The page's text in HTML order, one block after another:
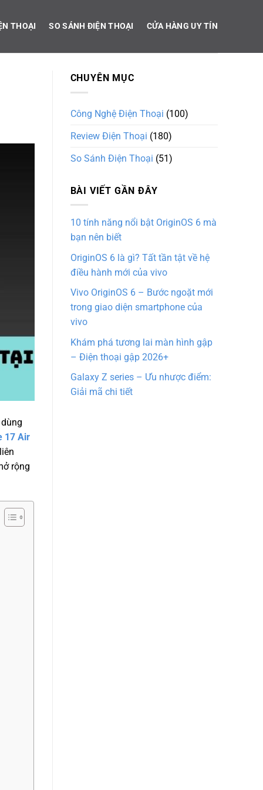
THOẠI SO SÁNH ĐIỆN THOẠI CỬA HÀNG UY TÍN
17 Air
rộng
CHUYÊN MỤC
Công Nghệ Điện Thoại (100)
Review Điện Thoại (180)
So Sánh Điện Thoại (51)
BÀI VIẾT GẦN ĐÂY
10 tính năng nổi bật OriginOS 6 mà
bạn nên biết
OriginOS 6 là gì? Tất tần tật về hệ
điều hành mới của vivo
Vivo OriginOS 6 – Bước ngoặt mới
trong giao diện smartphone của
vivo
Khám phá tương lai màn hình gập
– Điện thoại gập 2026+
Galaxy Z series – Ưu nhược điểm:
Giải mã chi tiết